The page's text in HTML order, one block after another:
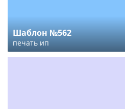
Шаблон №562
печать ип